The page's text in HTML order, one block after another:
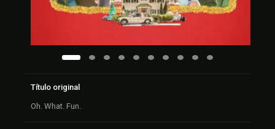
Título original
Oh. What. Fun.